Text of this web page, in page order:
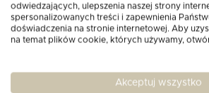
Wymiary produktu:
odwiedzających, ulepszenia naszej strony
spersonalizowanych treści i zapewnienia
doświadczenia na stronie internetowej. Aby
na temat plików cookie, których używamy,
Akceptuj wszystko